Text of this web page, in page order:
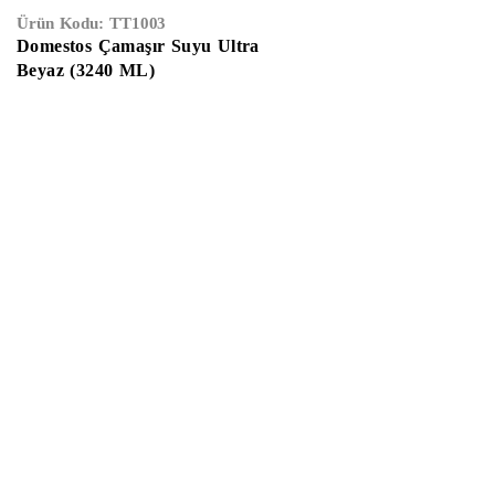
Ürün Kodu: TT1003
Domestos Çamaşır Suyu Ultra
Beyaz (3240 ML)